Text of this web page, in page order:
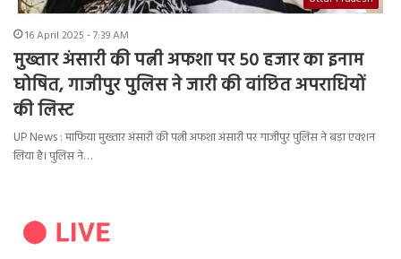
16 April 2025 - 7:39 AM
मुख्तार अंसारी की पत्नी अफशा पर 50 हजार का इनाम
घोषित, गाजीपुर पुलिस ने जारी की वांछित अपराधियों
की लिस्ट
UP News : माफिया मुख्तार अंसारी की पत्नी अफशा अंसारी पर गाजीपुर पुलिस ने बड़ा एक्शन
लिया है। पुलिस ने…